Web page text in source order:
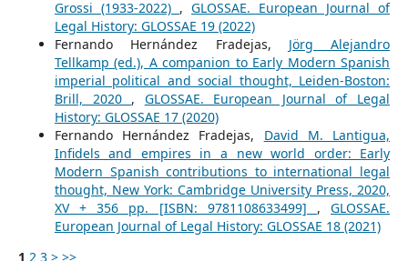
Grossi (1933-2022) ,GLOSSAE. European Journal of
Legal History: GLOSSAE 19 (2022)
Fernando Hernández Fradejas, Jörg Alejandro
Tellkamp (ed.), A companion to Early Modern Spanish
imperial political and social thought, Leiden-Boston:
Brill, 2020 , GLOSSAE. European Journal of Legal
History: GLOSSAE 17 (2020)
Fernando Hernández Fradejas, David M. Lantigua,
Infidels and empires in a new world order: Early
Modern Spanish contributions to international legal
thought, New York: Cambridge University Press, 2020,
XV + 356 pp. [ISBN: 9781108633499] ,GLOSSAE.
European Journal of Legal History: GLOSSAE 18 (2021)
1 2 3 > >>